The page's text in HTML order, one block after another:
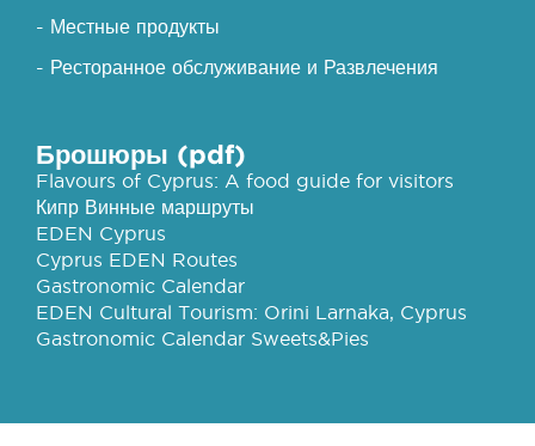
- Местные продукты
- Ресторанное обслуживание и Развлечения
Брошюры (pdf)
Flavours of Cyprus: A food guide for visitors
Кипр Винные маршруты
EDEN Cyprus
Cyprus EDEN Routes
Gastronomic Calendar
EDEN Cultural Tourism: Orini Larnaka, Cyprus
Gastronomic Calendar Sweets&Pies